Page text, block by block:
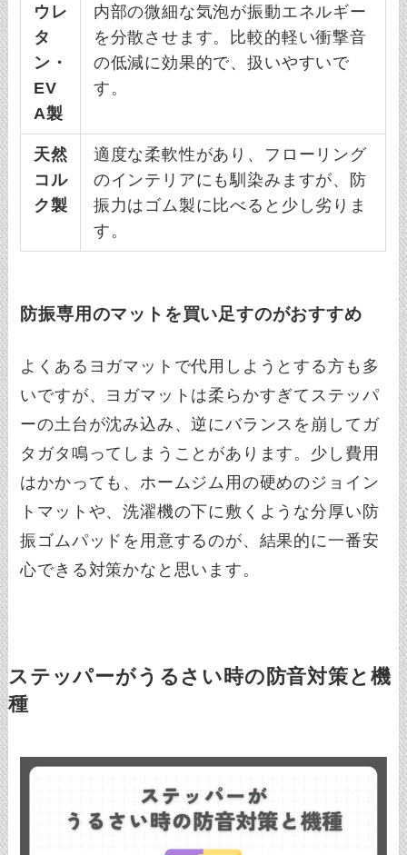
ウレ
タ
ン・
EV
A製
内部の微細な気泡が振動エネルギー
を分散させます。比較的軽い衝撃音
の低減に効果的で、扱いやすいで
す。
天然
コル
ク製
適度な柔軟性があり、フローリング
のインテリアにも馴染みますが、防
振力はゴム製に比べると少し劣りま
す。
防振専用のマットを買い足すのがおすすめ
よくあるヨガマットで代用しようとする方も多
いですが、ヨガマットは柔らかすぎてステッパ
ーの土台が沈み込み、逆にバランスを崩してガ
タガタ鳴ってしまうことがあります。少し費用
はかかっても、ホームジム用の硬めのジョイン
トマットや、洗濯機の下に敷くような分厚い防
振ゴムパッドを用意するのが、結果的に一番安
心できる対策かなと思います。
ステッパーがうるさい時の防音対策と機
種